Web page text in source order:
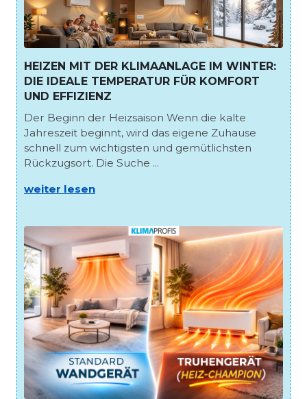
HEIZEN MIT DER KLIMAANLAGE IM WINTER:
DIE IDEALE TEMPERATUR FÜR KOMFORT
UND EFFIZIENZ
Der Beginn der Heizsaison Wenn die kalte
Jahreszeit beginnt, wird das eigene Zuhause
schnell zum wichtigsten und gemütlichsten
Rückzugsort. Die Suche ...
weiter lesen